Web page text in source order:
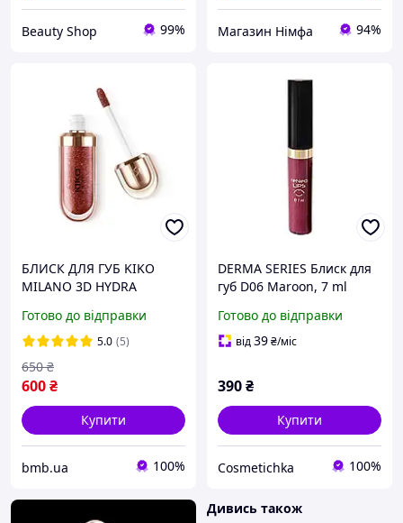
Beauty Shop 99% Магазин Німфа 94%
БЛИСК ДЛЯ ГУБ KIKO
MILANO 3D HYDRA
Готово до відправки
5.0 (5)
600₴
650 ₴
Купити
bmb.ua 100%
DERMA SERIES Блиск для
губ D06 Maroon, 7 ml
Готово до відправки
від39₴/міс
390₴
Купити
Cosmetichka 100%
Дивись також